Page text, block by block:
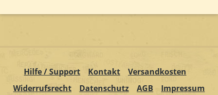
Hilfe / Support Kontakt
Versandkosten
Widerrufsrecht
Datenschutz AGB Impressum